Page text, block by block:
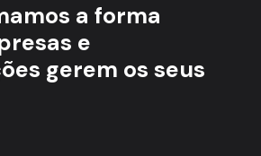
a forma
e
gerem os seus